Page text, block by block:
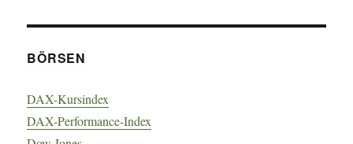
BÖRSEN
DAX-Kursindex
DAX-Performance-Index